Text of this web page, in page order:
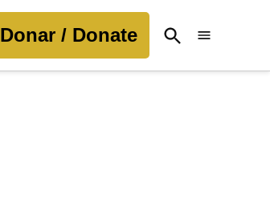
Donar / Donate
Open
Search